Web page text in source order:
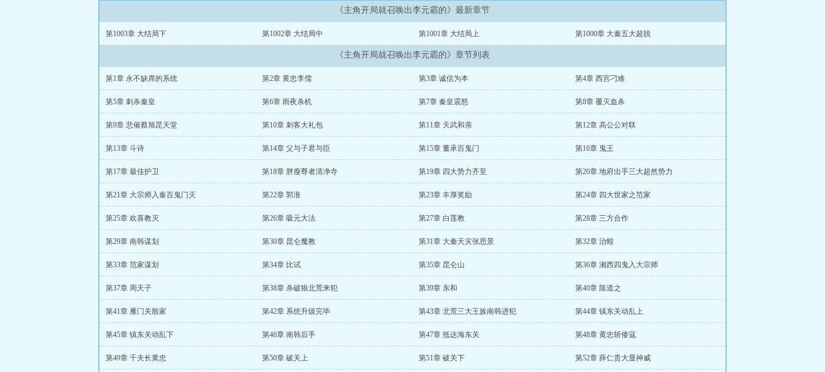
《主角开局就召唤出李元霸的》最新章节
第1003章 大结局下 第1002章 大结局中 第1001章 大结局上 第1000章 大秦五大超脱
《主角开局就召唤出李元霸的》章节列表
第1章 永不缺席的系统 第2章 黄忠李儒 第3章 诚信为本 第4章 西宫刁难
第5章 刺杀秦皇 第6章 雨夜杀机 第7章 秦皇震怒 第8章 覆灭血杀
第9章 悲催蔡旭昆天堂 第10章 刺客大礼包 第11章 天武和亲 第12章 高公公对联
第13章 斗诗 第14章 父与子君与臣 第15章 董承百鬼门 第16章 鬼王
第17章 最佳护卫 第18章 胖瘦尊者清净寺 第19章 四大势力齐至 第20章 地府出手三大超然势力
第21章 大宗师入秦百鬼门灭 第22章 郭淮 第23章 丰厚奖励 第24章 四大世家之范家
第25章 欢喜教灭 第26章 吸元大法 第27章 白莲教 第28章 三方合作
第29章 南韩谋划 第30章 昆仑魔教 第31章 大秦天灾张思景 第32章 治蝗
第33章 范家谋划 第34章 比试 第35章 昆仑山 第36章 湘西四鬼入大宗师
第37章 周天子 第38章 杀破狼北荒来犯 第39章 东和 第40章 陈道之
第41章 雁门关殷家 第42章 系统升级完毕 第43章 北荒三大王族南韩进犯 第44章 镇东关动乱上
第45章 镇东关动乱下 第46章 南韩后手 第47章 抵达海东关 第48章 黄忠斩倭寇
第49章 千夫长黄忠 第50章 破关上 第51章 破关下 第52章 薛仁贵大显神威